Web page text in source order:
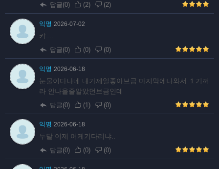
답글(0) (2) (2)
익명 2026-07-02
캬....
답글(0) (0) (0)
익명 2026-06-18
눈물이다나네 내가제일좋아브금 마지막에나와서 １기꺼
라 안나올줄알았던브금인데
답글(0) (1) (0)
익명 2026-06-18
두달 이제 어케기다리냐..
답글(0) (0) (0)